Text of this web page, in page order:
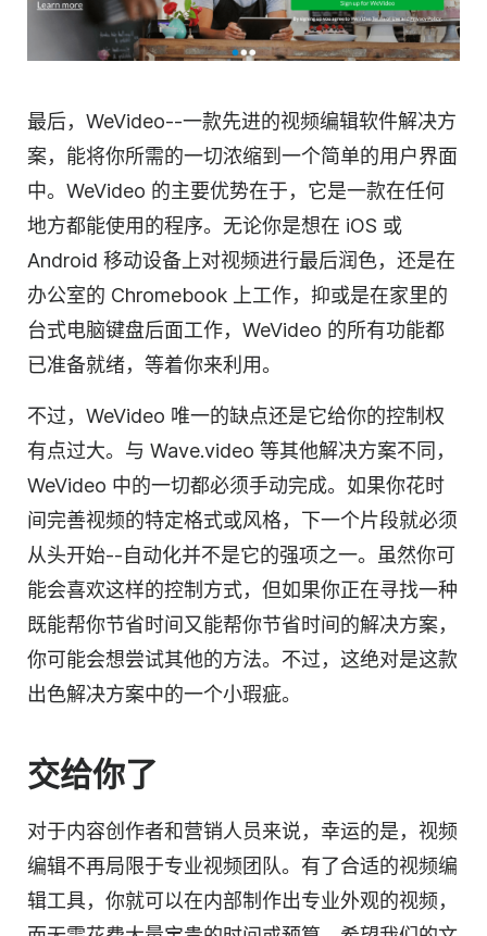
最后，WeVideo--一款先进的视频编辑软件解决方
案，能将你所需的一切浓缩到一个简单的用户界面
中。WeVideo 的主要优势在于，它是一款在任何
地方都能使用的程序。无论你是想在 iOS 或
Android 移动设备上对视频进行最后润色，还是在
办公室的 Chromebook 上工作，抑或是在家里的
台式电脑键盘后面工作，WeVideo 的所有功能都
已准备就绪，等着你来利用。
不过，WeVideo 唯一的缺点还是它给你的控制权
有点过大。与 Wave.video 等其他解决方案不同，
WeVideo 中的一切都必须手动完成。如果你花时
间完善视频的特定格式或风格，下一个片段就必须
从头开始--自动化并不是它的强项之一。虽然你可
能会喜欢这样的控制方式，但如果你正在寻找一种
既能帮你节省时间又能帮你节省时间的解决方案，
你可能会想尝试其他的方法。不过，这绝对是这款
出色解决方案中的一个小瑕疵。
交给你了
对于内容创作者和营销人员来说，幸运的是，视频
编辑不再局限于专业视频团队。有了合适的视频编
辑工具，你就可以在内部制作出专业外观的视频，